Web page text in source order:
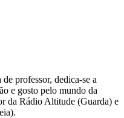
professor, dedica-se a
e gosto pelo mundo da
da Rádio Altitude (Guarda) e